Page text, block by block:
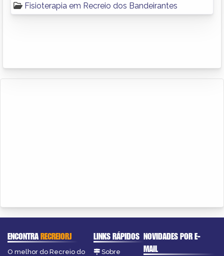
Fisioterapia em Recreio dos Bandeirantes
ENCONTRARECREIORJ
O melhor do Recreio do
LINKS RÁPIDOS
Sobre
NOVIDADES POR E-
MAIL